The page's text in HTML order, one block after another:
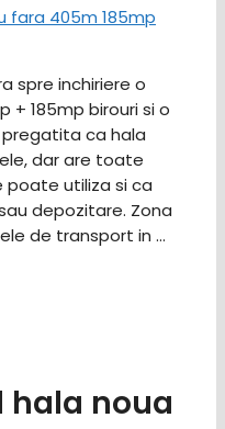
spre inchiriere o
185mp birouri si o
pregatita ca hala
dar are toate
poate utiliza si ca
depozitare. Zona
de transport in …
hala noua